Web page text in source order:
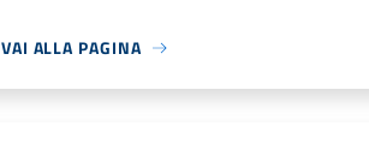
VAI ALLA PAGINA